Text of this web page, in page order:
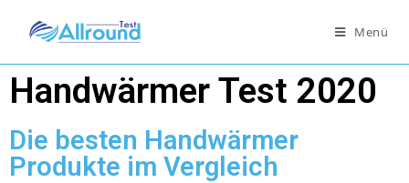
Menü
Handwärmer Test 2020
Die besten Handwärmer
Produkte im Vergleich